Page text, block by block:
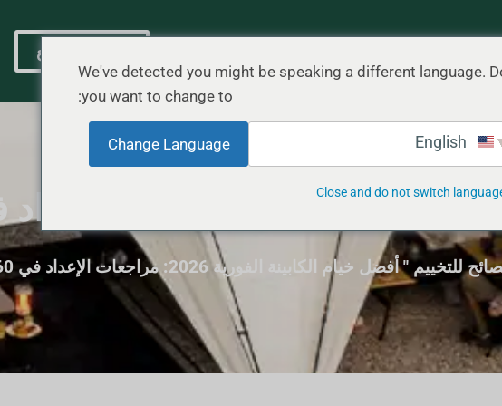
اقتباس سريع
الإعداد في 60 ثانية
للتخييم "أفضل خيام الكابينة الفورية 2026: مراجعات الإعداد في 60 ثانية
We've detected you might be speaking a different language.
you want to change to:
Change Language
Close and do not switch